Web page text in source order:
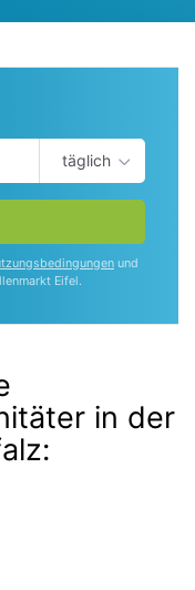
täglich
und
Eifel.
in der
: